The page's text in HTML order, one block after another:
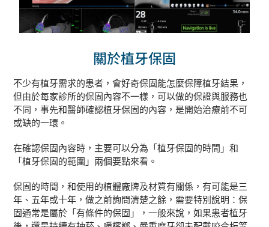
關於植牙保固
不少有植牙需求的患者，會好奇保固能怎麼保障植牙結果，
但由於每家診所的保固內容不一樣，可以做的保證與服務也
不同，事先和醫師確認植牙保固的內容，是開始治療前不可
或缺的一環。
在確認保固內容時，主要可以分為「植牙保固的時間」和
「植牙保固的範圍」兩個要點來看。
保固的時間，和使用的植體廠牌及材質有關係，有可能是三
年、五年或十年，做之前詢問清楚之餘，需要特別說明：保
固通常是屬於「有條件的保固」，一般來說，如果患者植牙